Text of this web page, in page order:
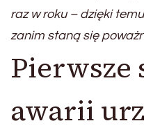
raz w roku – dzięki
zanim staną się
awarii